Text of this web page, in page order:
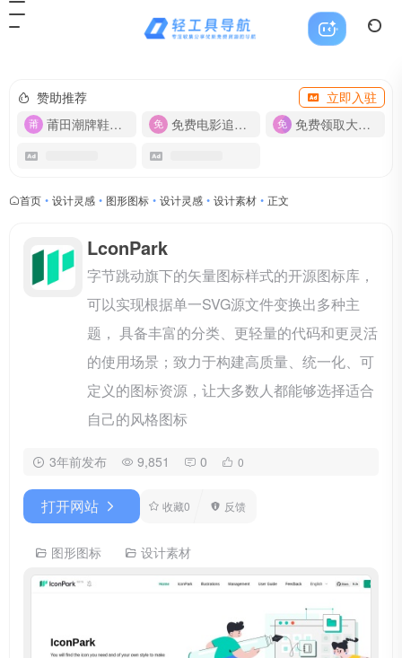
赞助推荐
立即入驻
莆田潮牌鞋服-货源
免费电影追剧APP 免费领取大流量卡【500G】
首页 • 设计灵感 • 图形图标 • 设计灵感 • 设计素材 • 正文
LconPark
字节跳动旗下的矢量图标样式的开源图标库，
可以实现根据单一SVG源文件变换出多种主
题， 具备丰富的分类、更轻量的代码和更灵活
的使用场景；致力于构建高质量、统一化、可
定义的图标资源，让大多数人都能够选择适合
自己的风格图标
3年前发布 9,851 0 0
打开网站 收藏0 反馈
图形图标 设计素材